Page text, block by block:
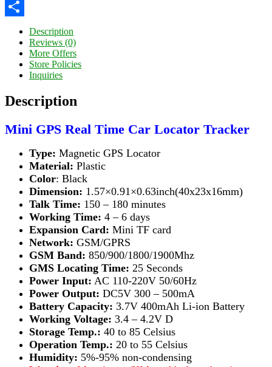
Twitter
Description
Reviews (0)
More Offers
Store Policies
Inquiries
Description
Mini GPS Real Time Car Locator Tracker
Type: Magnetic GPS Locator
Material: Plastic
Color: Black
Dimension: 1.57×0.91×0.63inch(40x23x16mm)
Talk Time: 150 – 180 minutes
Working Time: 4 – 6 days
Expansion Card: Mini TF card
Network: GSM/GPRS
GSM Band: 850/900/1800/1900Mhz
GMS Locating Time: 25 Seconds
Power Input: AC 110-220V 50/60Hz
Power Output: DC5V 300 – 500mA
Battery Capacity: 3.7V 400mAh Li-ion Battery
Working Voltage: 3.4 – 4.2V D
Storage Temp.: 40 to 85 Celsius
Operation Temp.: 20 to 55 Celsius
Humidity: 5%-95% non-condensing